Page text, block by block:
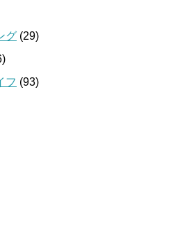
グ (29)
フ (93)